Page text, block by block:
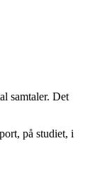
samtaler. Det
på studiet, i